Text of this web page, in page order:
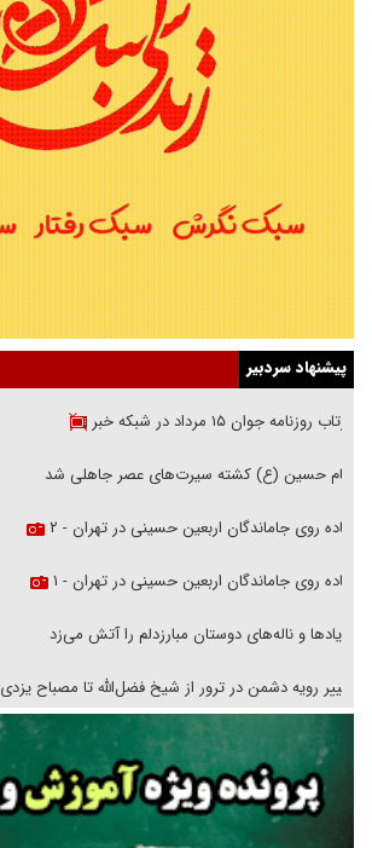
پیشنهاد سردبیر
بازتاب روزنامه جوان ۱۵ مرداد در شبکه خبر
امام حسین (ع) کشته سیرت‌های عصر جاهلی شد
پیاده روی جاماندگان اربعین حسینی در تهران - ۲
پیاده روی جاماندگان اربعین حسینی در تهران - ۱
فریاد‌ها و ناله‌های دوستان مبارزدلم را آتش می‌زد
تغییر رویه دشمن در ترور از شیخ فضل‌الله تا مصباح یزدی
خرید قسطی اولش خنده و آخرش گریه است!
فوتبال و آن «بالا»!